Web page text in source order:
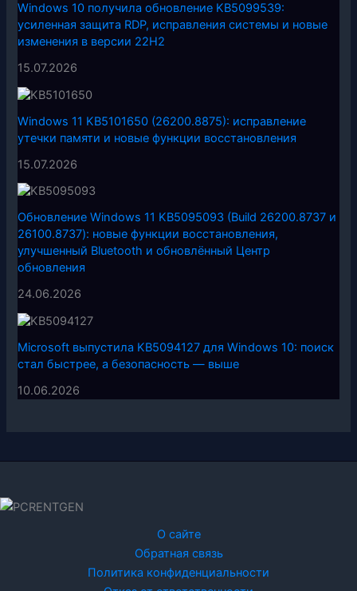
Windows 10 получила обновление KB5099539:
усиленная защита RDP, исправления системы и новые
изменения в версии 22H2
15.07.2026
Windows 11 KB5101650 (26200.8875): исправление
утечки памяти и новые функции восстановления
15.07.2026
Обновление Windows 11 KB5095093 (Build 26200.8737 и
26100.8737): новые функции восстановления,
улучшенный Bluetooth и обновлённый Центр
обновления
24.06.2026
Microsoft выпустила KB5094127 для Windows 10: поиск
стал быстрее, а безопасность — выше
10.06.2026
О сайте
Обратная связь
Политика конфиденциальности